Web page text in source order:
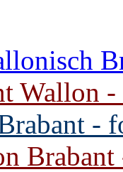
Wallon
-